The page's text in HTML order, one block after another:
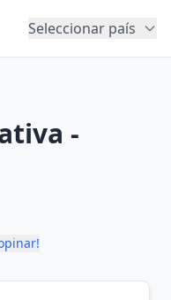
Seleccionar país
-